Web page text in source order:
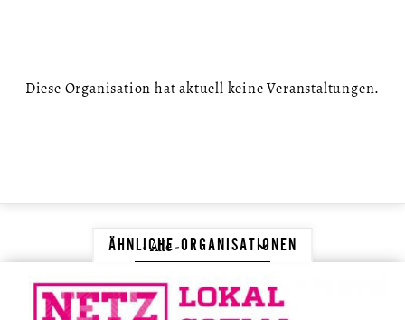
Diese Organisation hat aktuell keine Veranstaltungen.
ÄHNLICHE ORGANISATIONEN